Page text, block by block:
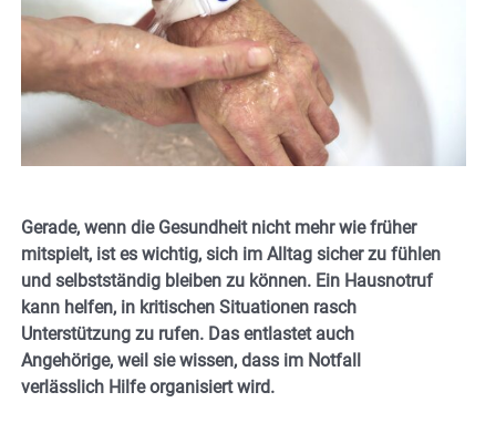
Gerade, wenn die Gesundheit nicht mehr wie früher
mitspielt, ist es wichtig, sich im Alltag sicher zu fühlen
und selbstständig bleiben zu können. Ein Hausnotruf
kann helfen, in kritischen Situationen rasch
Unterstützung zu rufen. Das entlastet auch
Angehörige, weil sie wissen, dass im Notfall
verlässlich Hilfe organisiert wird.